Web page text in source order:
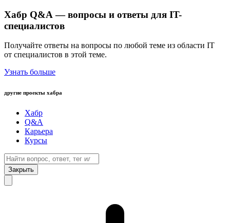
Хабр Q&A — вопросы и ответы для IT-
специалистов
Получайте ответы на вопросы по любой теме из области IT
от специалистов в этой теме.
Узнать больше
другие проекты хабра
Хабр
Q&A
Карьера
Курсы
Закрыть